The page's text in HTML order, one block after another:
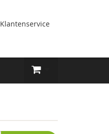
Klantenservice